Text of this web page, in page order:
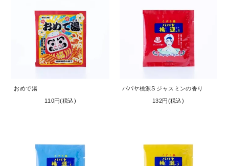
おめで湯
110円(税込)
パパヤ桃源S ジャスミンの香り
132円(税込)